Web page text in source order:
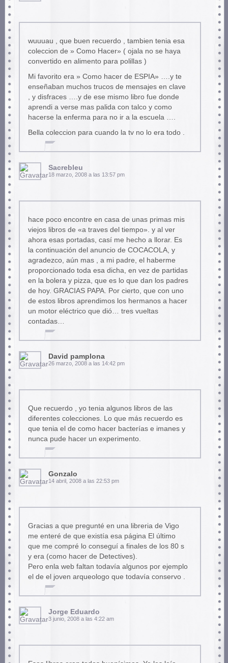
wuuuau , que buen recuerdo , tambien tenia esa
coleccion de » Como Hacer» ( ojala no se haya
convertido en alimento para polillas )
Mi favorito era » Como hacer de ESPIA» ….y te
enseñaban muchos trucos de mensajes en clave
, y disfraces ….y de ese mismo libro fue donde
aprendi a verse mas palida con talco y como
hacerse la enferma para no ir a la escuela ….
Bella coleccion para cuando la tv no lo era todo .
Sacrebleu
18 marzo, 2008 a las 13:57 pm
hace poco encontre en casa de unas primas mis
viejos libros de «a traves del tiempo». y al ver
ahora esas portadas, casí me hecho a llorar. Es
la continuación del anuncio de COCACOLA, y
agradezco, aún mas , a mi padre, el haberme
proporcionado toda esa dicha, en vez de partidas
en la bolera y pizza, que es lo que dan los padres
de hoy. GRACIAS PAPA. Por cierto, que con uno
de estos libros aprendimos los hermanos a hacer
un motor eléctrico que dió… tres vueltas
contadas…
David pamplona
26 marzo, 2008 a las 14:42 pm
Que recuerdo , yo tenia algunos libros de las
diferentes colecciones. Lo que más recuerdo es
que tenia el de como hacer bacterías e imanes y
nunca pude hacer un experimento.
Gonzalo
14 abril, 2008 a las 22:53 pm
Gracias a que pregunté en una libreria de Vigo
me enteré de que existía esa página El último
que me compré lo conseguí a finales de los 80 s
y era (como hacer de Detectives).
Pero enla web faltan todavía algunos por ejemplo
el de el joven arqueologo que todavía conservo .
Jorge Eduardo
3 junio, 2008 a las 4:22 am